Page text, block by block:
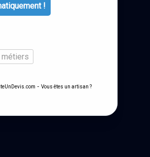
!
métiers
- Vous êtes un artisan ?